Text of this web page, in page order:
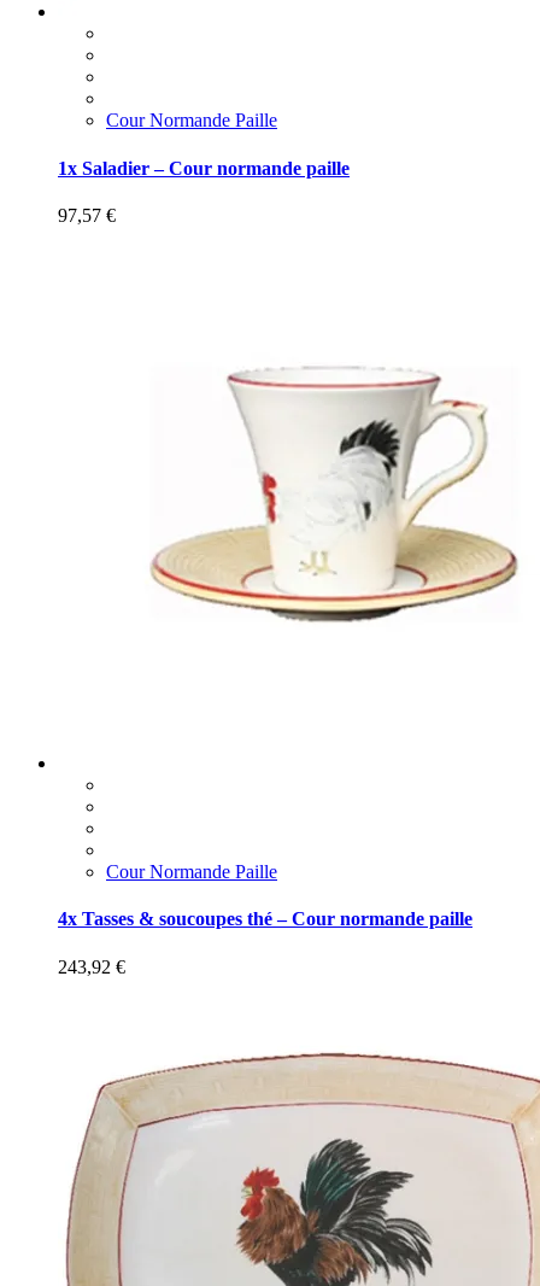
Cour Normande Paille
1x Saladier – Cour normande paille
97,57 €
Cour Normande Paille
4x Tasses & soucoupes thé – Cour normande paille
243,92 €